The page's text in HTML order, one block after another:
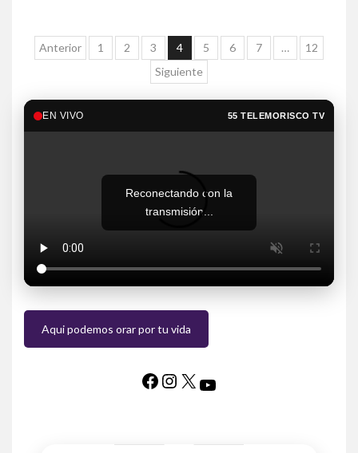
Anterior 1 2 3 4 5 6 7 …
12
Siguiente
EN VIVO 55 TELEMORISCO TV
Reconectando con la
transmisión...
Aqui podemos orar por tu vida